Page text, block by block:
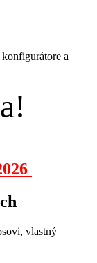
a
vlastný